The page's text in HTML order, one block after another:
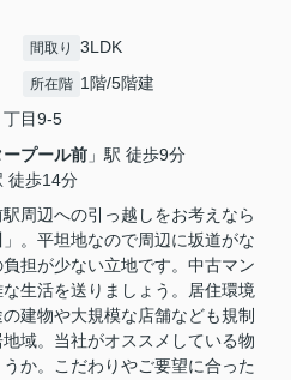
間取り 3LDK
所在階 1階/5階建
丁目9-5
プール前 」駅 徒歩9分
徒歩14分
周辺への引っ越しをお考えなら
」。平坦地なので周辺に坂道がな
担が少ない立地です。中古マン
生活を送りましょう。居住環境
建物や大規模な店舗なども規制
域。当社がオススメしている物
か。こだわりやご要望に合った